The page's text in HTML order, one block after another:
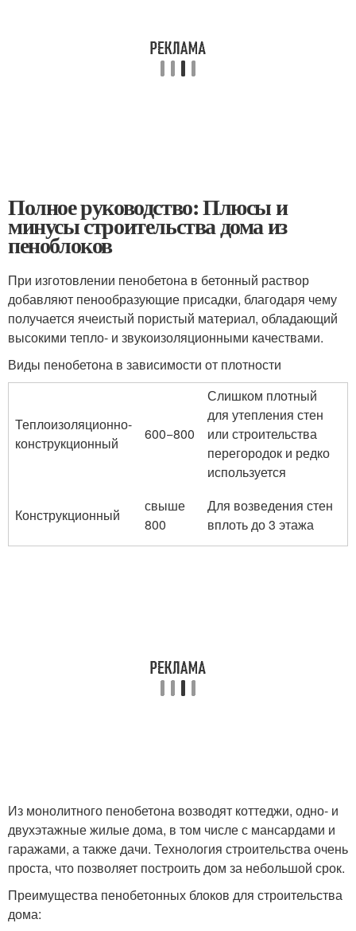
Полное руководство: Плюсы и
минусы строительства дома из
пеноблоков
При изготовлении пенобетона в бетонный раствор
добавляют пенообразующие присадки, благодаря чему
получается ячеистый пористый материал, обладающий
высокими тепло- и звукоизоляционными качествами.
Виды пенобетона в зависимости от плотности
Теплоизоляционно-
конструкционный
600−800
Слишком плотный
для утепления стен
или строительства
перегородок и редко
используется
Конструкционный
свыше
800
Для возведения стен
вплоть до 3 этажа
Из монолитного пенобетона возводят коттеджи, одно- и
двухэтажные жилые дома, в том числе с мансардами и
гаражами, а также дачи. Технология строительства очень
проста, что позволяет построить дом за небольшой срок.
Преимущества пенобетонных блоков для строительства
дома: